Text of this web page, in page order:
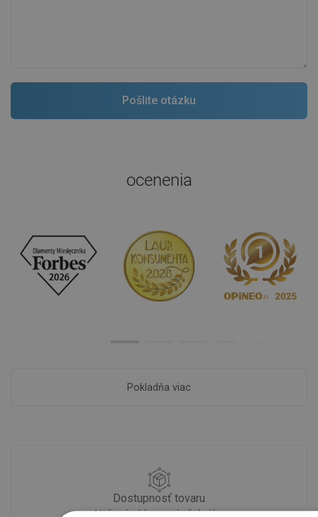
ocenenia
Pokladňa viac
Dostupnosť tovaru
Naše výrobky na vás čakajú v